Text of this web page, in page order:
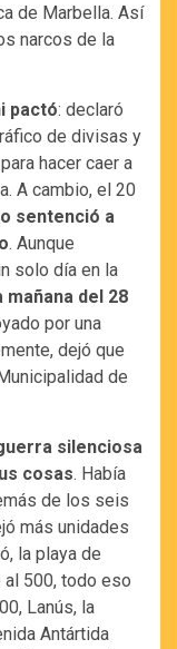
de Marbella. Así
narcos de la
pactó: declaró
de divisas y
hacer caer a
A cambio, el 20
sentenció a
. Aunque
solo día en la
mañana del 28
por una
dejó que
de
silenciosa
cosas. Había
de los seis
más unidades
la playa de
500, todo eso
Lanús, la
Antártida